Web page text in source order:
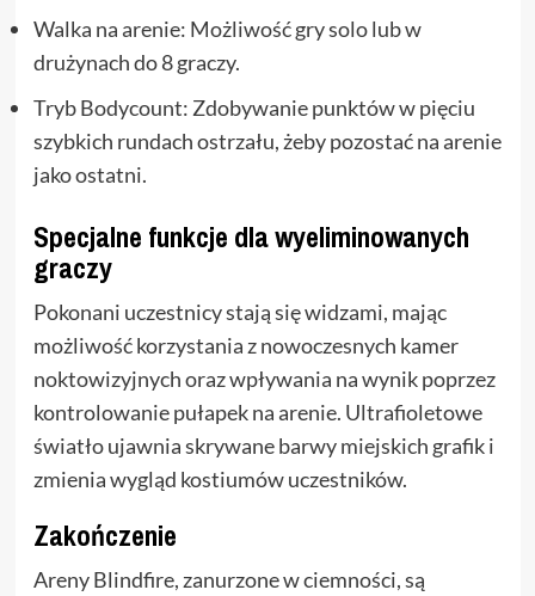
Walka na arenie: Możliwość gry solo lub w
drużynach do 8 graczy.
Tryb Bodycount: Zdobywanie punktów w pięciu
szybkich rundach ostrzału, żeby pozostać na arenie
jako ostatni.
Specjalne funkcje dla wyeliminowanych
graczy
Pokonani uczestnicy stają się widzami, mając
możliwość korzystania z nowoczesnych kamer
noktowizyjnych oraz wpływania na wynik poprzez
kontrolowanie pułapek na arenie. Ultrafioletowe
światło ujawnia skrywane barwy miejskich grafik i
zmienia wygląd kostiumów uczestników.
Zakończenie
Areny Blindfire, zanurzone w ciemności, są